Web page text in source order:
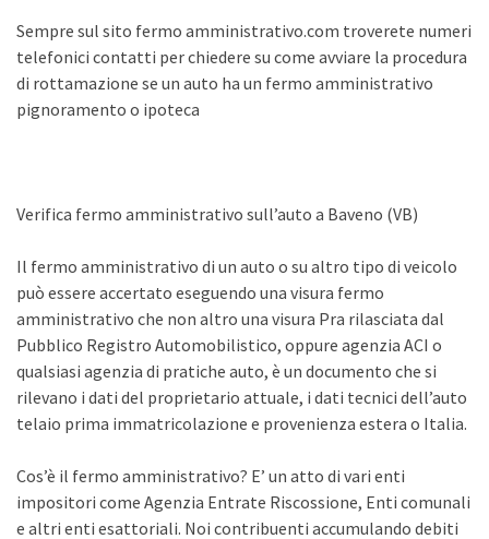
Sempre sul sito fermo amministrativo.com troverete numeri
telefonici contatti per chiedere su come avviare la procedura
di rottamazione se un auto ha un fermo amministrativo
pignoramento o ipoteca
Verifica fermo amministrativo sull’auto a Baveno (VB)
Il fermo amministrativo di un auto o su altro tipo di veicolo
può essere accertato eseguendo una visura fermo
amministrativo che non altro una visura Pra rilasciata dal
Pubblico Registro Automobilistico, oppure agenzia ACI o
qualsiasi agenzia di pratiche auto, è un documento che si
rilevano i dati del proprietario attuale, i dati tecnici dell’auto
telaio prima immatricolazione e provenienza estera o Italia.
Cos’è il fermo amministrativo? E’ un atto di vari enti
impositori come Agenzia Entrate Riscossione, Enti comunali
e altri enti esattoriali. Noi contribuenti accumulando debiti